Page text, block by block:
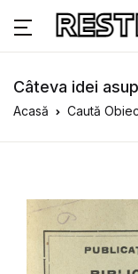
Câteva idei
Acasă Caută